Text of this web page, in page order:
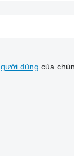
dùng của